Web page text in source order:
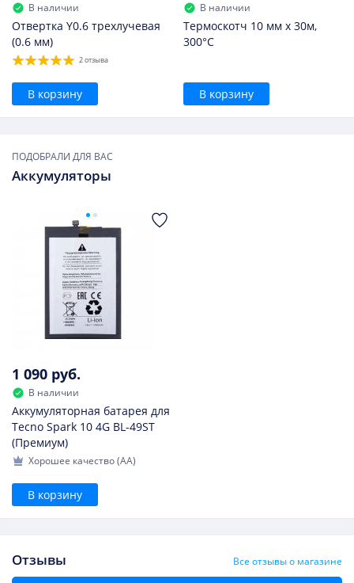
В наличии
Отвертка Y0.6 трехлучевая
(0.6 мм)
2 отзыва
В корзину
В наличии
Термоскотч 10 мм х 30м,
300°С
В корзину
ПОДОБРАЛИ ДЛЯ ВАС
Аккумуляторы
1 090 руб.
В наличии
Аккумуляторная батарея для
Tecno Spark 10 4G BL-49ST
(Премиум)
Хорошее качество (AA)
В корзину
Отзывы Все отзывы о магазине